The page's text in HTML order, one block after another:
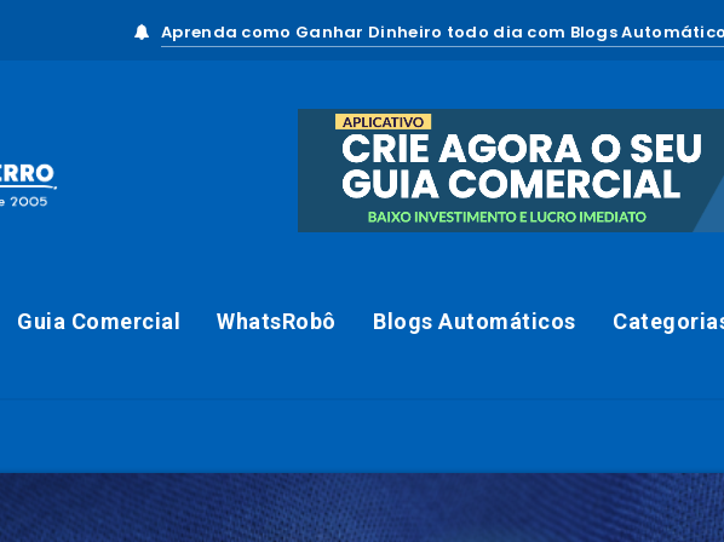
Aprenda como Ganhar Dinheiro todo dia com Blogs
Guia Comercial WhatsRobô Blogs Automáticos